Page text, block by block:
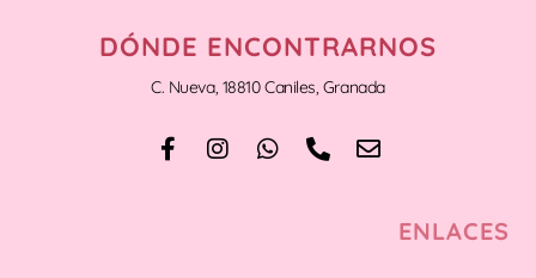
DÓNDE ENCONTRARNOS
C. Nueva, 18810 Caniles, Granada
ENLACES